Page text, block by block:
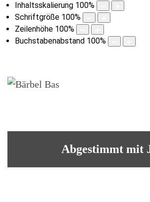
Inhaltsskalierung 100%
Schriftgröße 100%
Zeilenhöhe 100%
Buchstabenabstand 100%
Abgestimmt mit